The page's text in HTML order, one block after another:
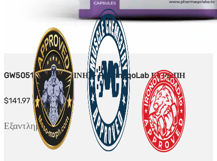
GW50516 (ΚΑΡΔΑΡΙΝΗ) - PharmaqoLab ΕΥΡΩΠΗ
$141.97
Εξαντλημένο